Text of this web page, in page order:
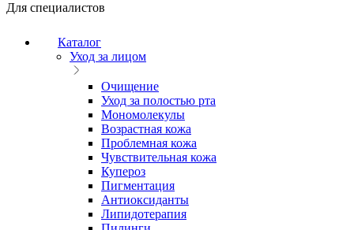
Для специалистов
Каталог
Уход за лицом
Очищение
Уход за полостью рта
Мономолекулы
Возрастная кожа
Проблемная кожа
Чувствительная кожа
Купероз
Пигментация
Антиоксиданты
Липидотерапия